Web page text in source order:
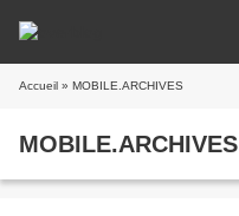
Accueil » MOBILE.ARCHIVES
MOBILE.ARCHIVES